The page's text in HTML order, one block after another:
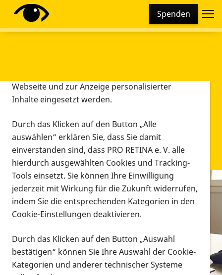
Spenden
Infomaterial
Infomaterial
Vorlesen
Alle Infomaterialien in verschiedenen
Diese Webseite setzt verschiedene Cookies und
Tracking-Tools ein. Dies beinhaltet Cookies und
Webseite und zur Anzeige personalisierter
Inhalte eingesetzt werden.
Durch das Klicken auf den Button „Alle
auswählen“ erklären Sie, dass Sie damit
einverstanden sind, dass PRO RETINA e. V. alle
hierdurch ausgewählten Cookies und Tracking-
Tools einsetzt. Sie können Ihre Einwilligung
jederzeit mit Wirkung für die Zukunft widerrufen,
indem Sie die entsprechenden Kategorien in den
Cookie-Einstellungen deaktivieren.
Durch das Klicken auf den Button „Auswahl
bestätigen“ können Sie Ihre Auswahl der Cookie-
Kategorien und anderer technischer Systeme